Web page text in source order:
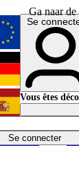
Ga naar
Se connecter
Économie
English
Deutsch
Español
Se
Vous êtes